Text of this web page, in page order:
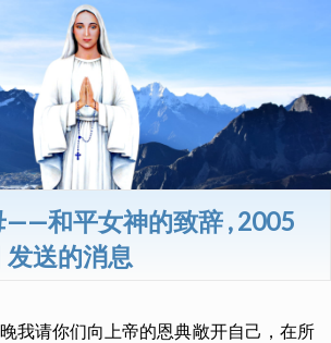
——和平女神的致辞 , 2005
送的消息
我请你们向上帝的恩典敞开自己，在所